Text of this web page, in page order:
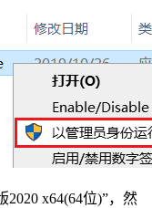
x64(64位)”，然